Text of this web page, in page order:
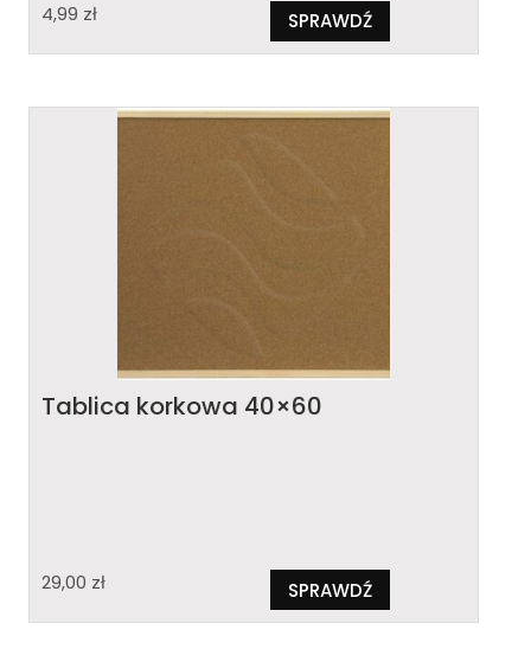
4,99 zł SPRAWDŹ
Tablica korkowa 40×60
29,00 zł SPRAWDŹ